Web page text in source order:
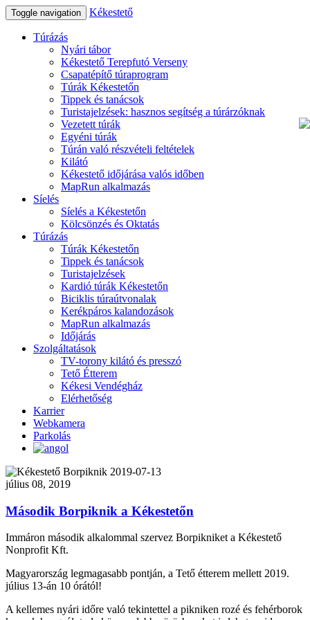
Toggle navigation Kékestető
Túrázás
Nyári tábor
Kékestető Terepfutó Verseny
Csapatépítő túraprogram
Túrák Kékestetőn
Tippek és tanácsok
Turistajelzések: hasznos segítség a túrárzóknak
Vezetett túrák
Egyéni túrák
Túrán való részvételi feltételek
Kilátó
Kékestető időjárása valós időben
MapRun alkalmazás
Síelés
Síelés a Kékestetőn
Kölcsönzés és Oktatás
Túrázás
Túrák Kékestetőn
Tippek és tanácsok
Turistajelzések
Kardió túrák Kékestetőn
Biciklis túraútvonalak
Kerékpáros kalandozások
MapRun alkalmazás
Időjárás
Szolgáltatások
TV-torony kilátó és presszó
Tető Étterem
Kékesi Vendégház
Elérhetőség
Karrier
Webkamera
Parkolás
július 08, 2019
Második Borpiknik a Kékestetőn
Immáron második alkalommal szervez Borpikniket a Kékestető
Nonprofit Kft.
Magyarország legmagasabb pontján, a Tető étterem mellett 2019.
július 13-án 10 órától!
A kellemes nyári időre való tekintettel a pikniken rozé és fehérborok